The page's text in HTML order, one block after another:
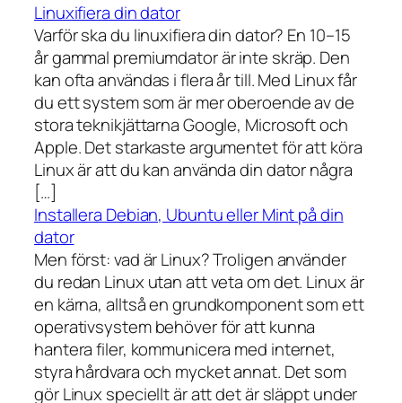
Linuxifiera din dator
Varför ska du linuxifiera din dator? En 10–15
år gammal premiumdator är inte skräp. Den
kan ofta användas i flera år till. Med Linux får
du ett system som är mer oberoende av de
stora teknikjättarna Google, Microsoft och
Apple. Det starkaste argumentet för att köra
Linux är att du kan använda din dator några
[…]
Installera Debian, Ubuntu eller Mint på din
dator
Men först: vad är Linux? Troligen använder
du redan Linux utan att veta om det. Linux är
en kärna, alltså en grundkomponent som ett
operativsystem behöver för att kunna
hantera filer, kommunicera med internet,
styra hårdvara och mycket annat. Det som
gör Linux speciellt är att det är släppt under